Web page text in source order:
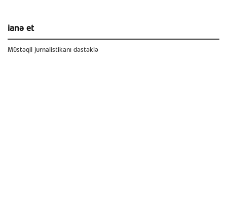
ianə et
Müstəqil jurnalistikanı dəstəklə